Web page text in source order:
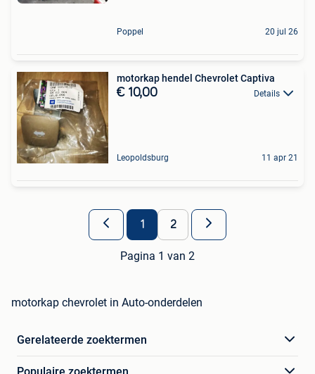
Poppel 20 jul 26
motorkap hendel Chevrolet Captiva
€ 10,00 Details
Leopoldsburg 11 apr 21
1 2
Pagina 1 van 2
motorkap chevrolet in Auto-onderdelen
Gerelateerde zoektermen